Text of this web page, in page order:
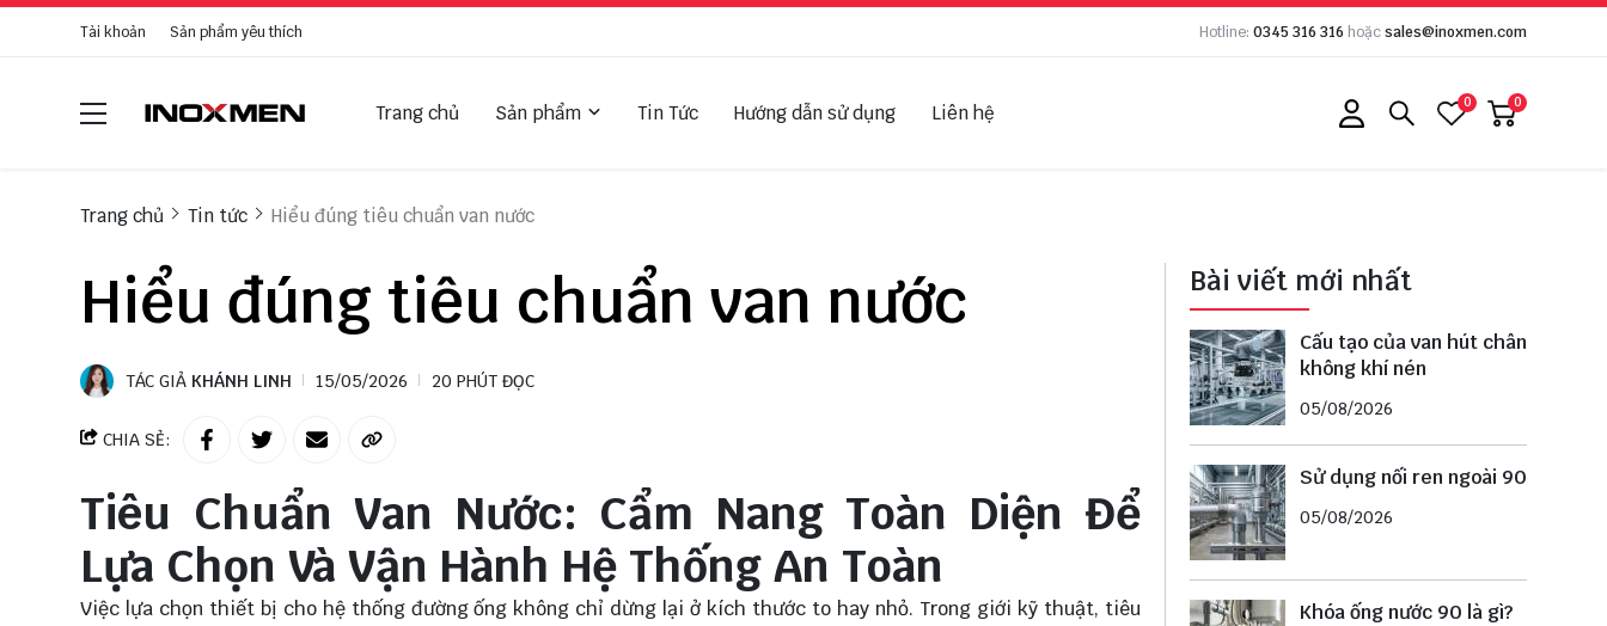
Tài khoản Sản phẩm yêu thích Hotline: 0345 316 316 hoặcsales@inoxmen.com
Trang chủ Sản phẩm Tin Tức Hướng dẫn sử dụng Liên hệ 0 0
Trang chủ Tin tức Hiểu đúng tiêu chuẩn van nước
Hiểu đúng tiêu chuẩn van nước
TÁC GIẢ KHÁNH LINH 15/05/2026 20 PHÚT ĐỌC
CHIA SẺ:
Tiêu Chuẩn Van Nước: Cẩm Nang Toàn Diện Để
Lựa Chọn Và Vận Hành Hệ Thống An Toàn
Việc lựa chọn thiết bị cho hệ thống đường ống không chỉ dừng lại ở kích thước to hay nhỏ. Trong giới kỹ thuật, tiêu
Bài viết mới nhất
Cấu tạo của van hút chân
không khí nén
05/08/2026
Sử dụng nối ren ngoài 90
05/08/2026
Khóa ống nước 90 là gì?